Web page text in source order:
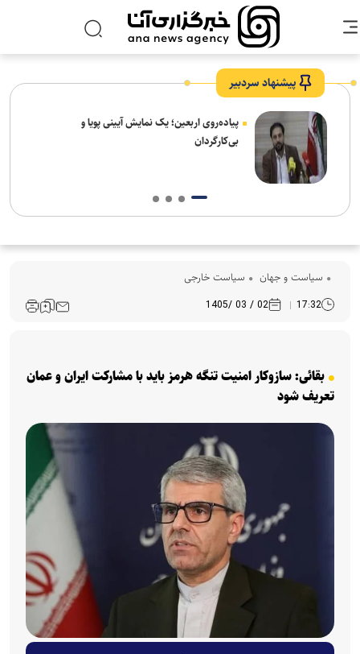
پیشنهاد سردبیر
پیاده‌روی اربعین؛ یک نمایش آیینی پویا و
بی‌کارگردان
سیاست و جهان سیاست خارجی
17:32
02 / 03 /1405
بقائی: سازوکار امنیت تنگه هرمز باید با مشارکت ایران و عمان
تعریف شود